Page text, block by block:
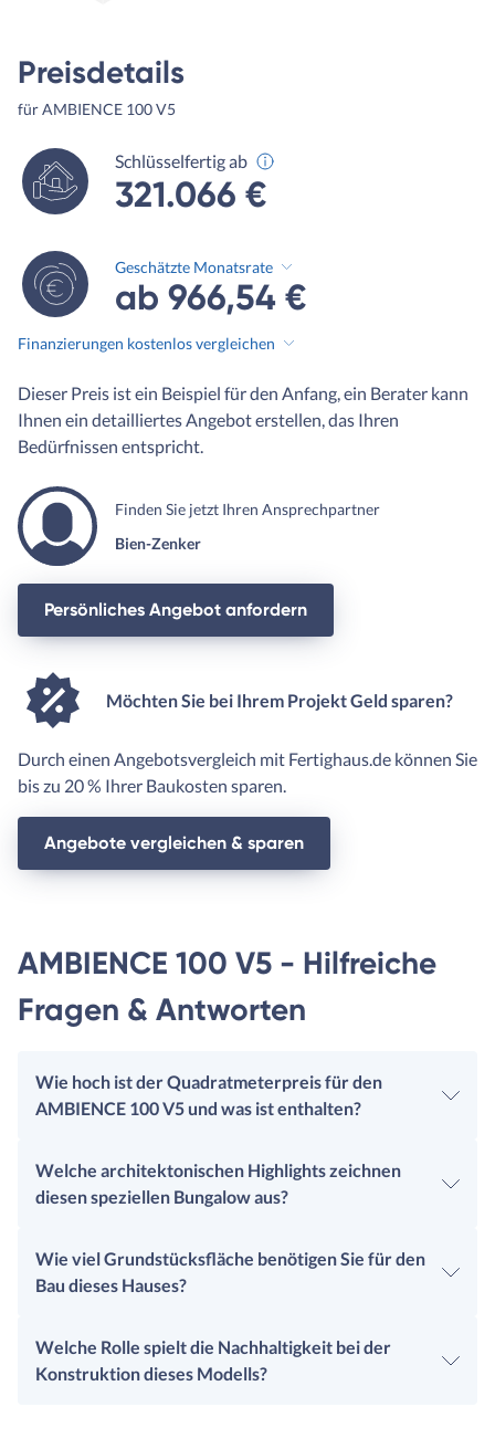
Preisdetails
für AMBIENCE 100 V5
Schlüsselfertig ab
321.066 €
Geschätzte Monatsrate
ab 966,54 €
Finanzierungen kostenlos vergleichen
Dieser Preis ist ein Beispiel für den Anfang, ein Berater kann
Ihnen ein detailliertes Angebot erstellen, das Ihren
Bedürfnissen entspricht.
Finden Sie jetzt Ihren Ansprechpartner
Bien-Zenker
Persönliches Angebot anfordern
Möchten Sie bei Ihrem Projekt Geld sparen?
Durch einen Angebotsvergleich mit Fertighaus.de können Sie
bis zu 20 % Ihrer Baukosten sparen.
Angebote vergleichen & sparen
AMBIENCE 100 V5 - Hilfreiche
Fragen & Antworten
Wie hoch ist der Quadratmeterpreis für den
AMBIENCE 100 V5 und was ist enthalten?
Welche architektonischen Highlights zeichnen
diesen speziellen Bungalow aus?
Wie viel Grundstücksfläche benötigen Sie für den
Bau dieses Hauses?
Welche Rolle spielt die Nachhaltigkeit bei der
Konstruktion dieses Modells?